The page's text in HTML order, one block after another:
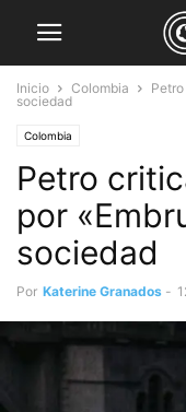
Inicio Colombia
sociedad
Colombia
Petro
por
sociedad
Por Katerine Granados -